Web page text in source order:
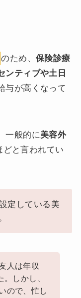
のため、保険診療
ンティブや土日
与が高くなって
一般的に美容外
どと言われてい
定している美
人は年収
しかし、
ので、忙し